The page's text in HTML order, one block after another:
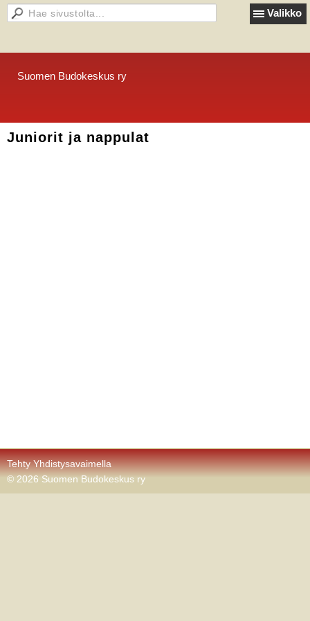
Valikko
Suomen Budokeskus ry
Juniorit ja nappulat
Tehty Yhdistysavaimella
© 2026 Suomen Budokeskus ry